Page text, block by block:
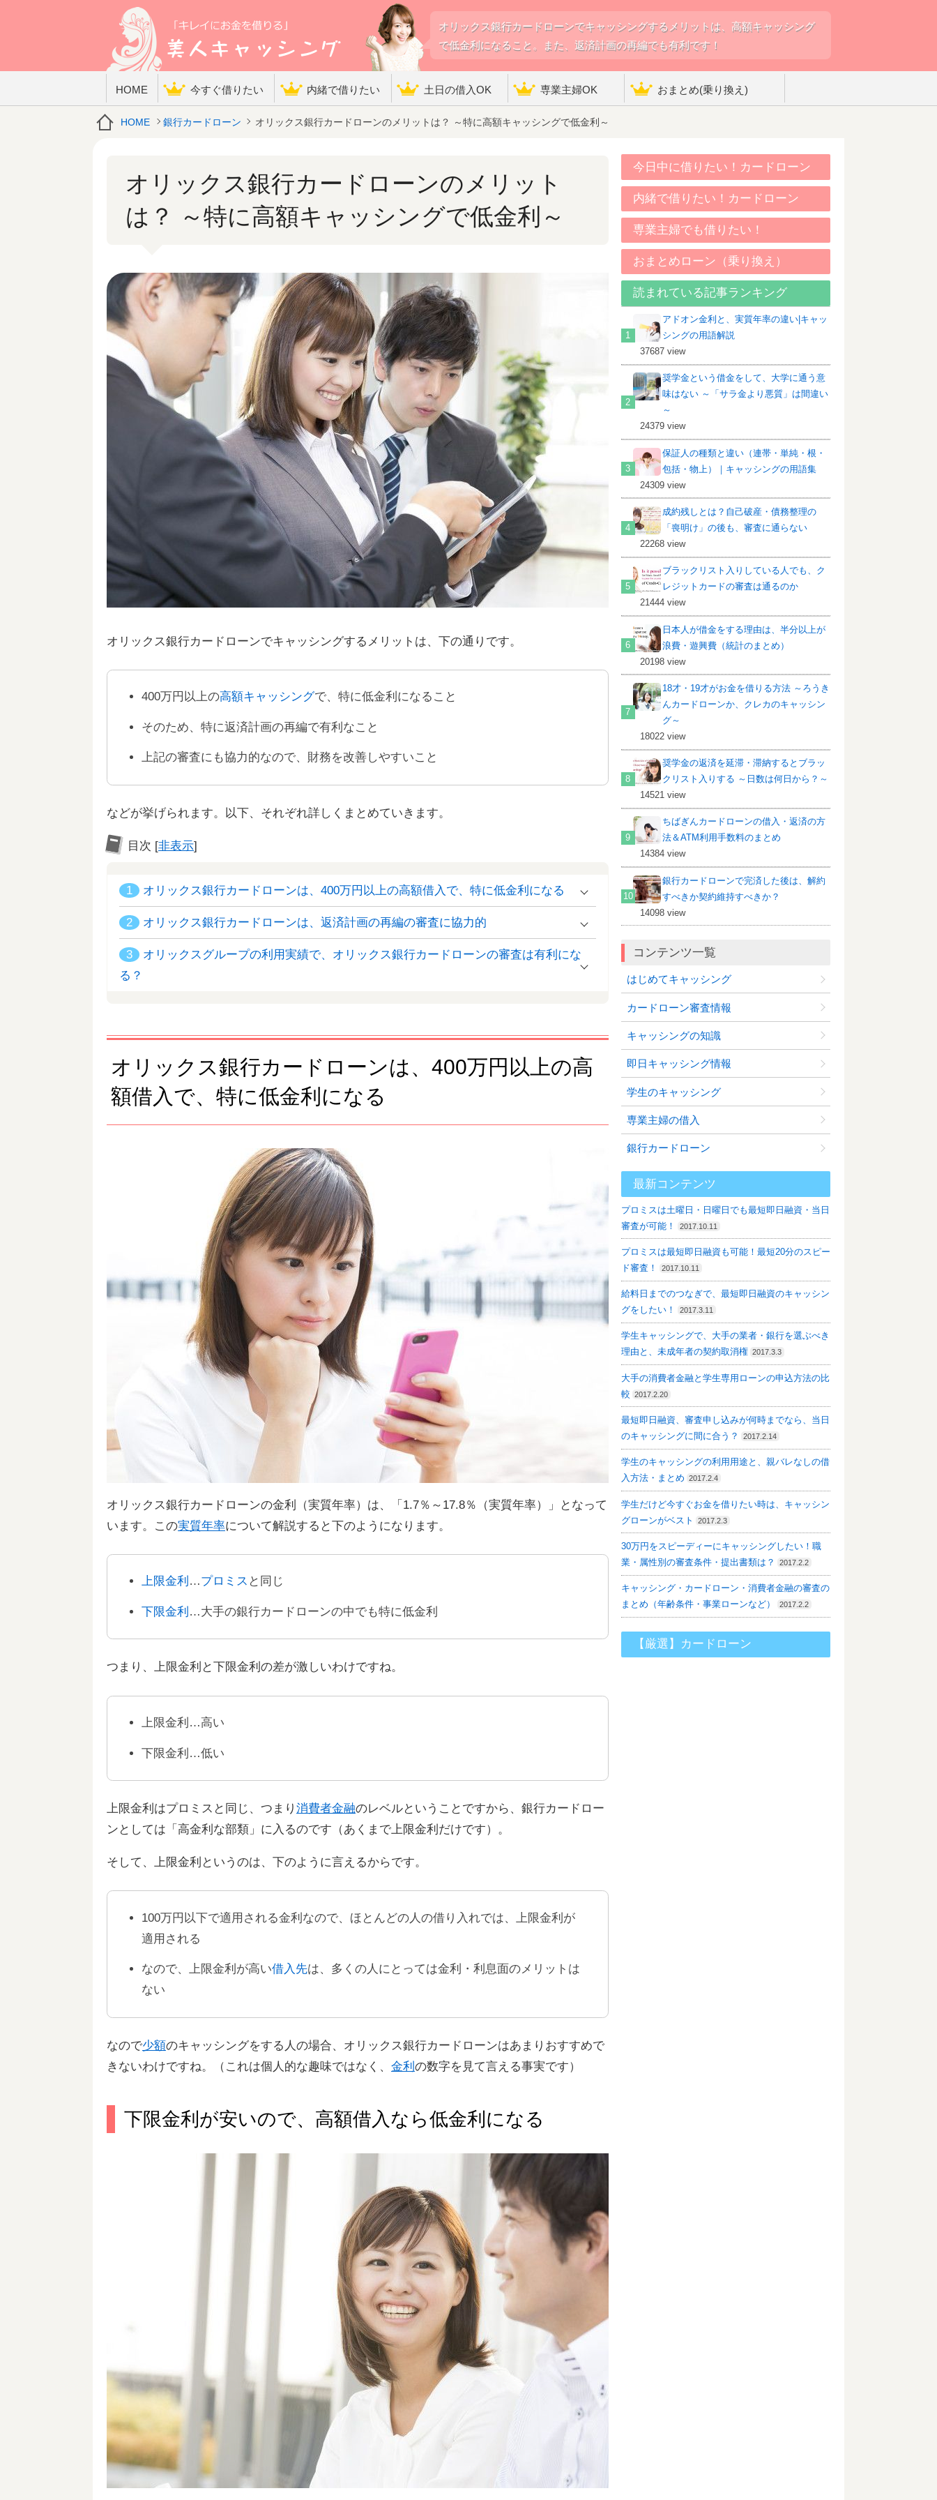
オリックス銀行カードローンでキャッシングするメリットは、高額キャッシング
で低金利になること。また、返済計画の再編でも有利です！
HOME 今すぐ借りたい 内緒で借りたい 土日の借入OK 専業主婦OK おまとめ(乗り換え)
HOME 銀行カードローン オリックス銀行カードローンのメリットは？ ～特に高額キャッシングで低金利～
オリックス銀行カードローンのメリット
は？ ～特に高額キャッシングで低金利～
オリックス銀行カードローンでキャッシングするメリットは、下の通りです。
400万円以上の高額キャッシングで、特に低金利になること
そのため、特に返済計画の再編で有利なこと
上記の審査にも協力的なので、財務を改善しやすいこと
などが挙げられます。以下、それぞれ詳しくまとめていきます。
目次 [非表示]
1 オリックス銀行カードローンは、400万円以上の高額借入で、特に低金利になる
2 オリックス銀行カードローンは、返済計画の再編の審査に協力的
3 オリックスグループの利用実績で、オリックス銀行カードローンの審査は有利にな
る？
オリックス銀行カードローンは、400万円以上の高
額借入で、特に低金利になる
オリックス銀行カードローンの金利（実質年率）は、「1.7％～17.8％（実質年率）」となって
います。この実質年率について解説すると下のようになります。
上限金利 …プロミス と同じ
下限金利 …大手の銀行カードローンの中でも特に低金利
つまり、上限金利と下限金利の差が激しいわけですね。
上限金利…高い
下限金利…低い
上限金利はプロミスと同じ、つまり 消費者金融のレベルということですから、銀行カードロー
ンとしては「高金利な部類」に入るのです（あくまで上限金利だけです）。
そして、上限金利というのは、下のように言えるからです。
100万円以下で適用される金利なので、ほとんどの人の借り入れでは、上限金利が
適用される
なので、上限金利が高い借入先は、多くの人にとっては金利・利息面のメリットは
ない
なので少額のキャッシングをする人の場合、オリックス銀行カードローンはあまりおすすめで
きないわけですね。（これは個人的な趣味ではなく、 金利 の数字を見て言える事実です）
下限金利が安いので、高額借入なら低金利になる
今日中に借りたい！カードローン
内緒で借りたい！カードローン
専業主婦でも借りたい！
おまとめローン（乗り換え）
読まれている記事ランキング
アドオン金利と、実質年率の違い|キャッ
シングの用語解説
37687 view
奨学金という借金をして、大学に通う意
味はない ～「サラ金より悪質」は間違い
～
24379 view
保証人の種類と違い（連帯・単純・根・
包括・物上）｜キャッシングの用語集
24309 view
成約残しとは？自己破産・債務整理の
「喪明け」の後も、審査に通らない
22268 view
ブラックリスト入りしている人でも、ク
レジットカードの審査は通るのか
21444 view
日本人が借金をする理由は、半分以上が
浪費・遊興費（統計のまとめ）
20198 view
18才・19才がお金を借りる方法 ～ろうき
んカードローンか、クレカのキャッシン
グ～
18022 view
奨学金の返済を延滞・滞納するとブラッ
クリスト入りする ～日数は何日から？～
14521 view
ちばぎんカードローンの借入・返済の方
法＆ATM利用手数料のまとめ
14384 view
銀行カードローンで完済した後は、解約
すべきか契約維持すべきか？
14098 view
コンテンツ一覧
はじめてキャッシング
カードローン審査情報
キャッシングの知識
即日キャッシング情報
学生のキャッシング
専業主婦の借入
銀行カードローン
最新コンテンツ
プロミスは土曜日・日曜日でも最短即日融資・当日
審査が可能！
2017.10.11
プロミスは最短即日融資も可能！最短20分のスピー
ド審査！
2017.10.11
給料日までのつなぎで、最短即日融資のキャッシン
グをしたい！
2017.3.11
学生キャッシングで、大手の業者・銀行を選ぶべき
理由と、未成年者の契約取消権 2017.3.3
大手の消費者金融と学生専用ローンの申込方法の比
較
2017.2.20
最短即日融資、審査申し込みが何時までなら、当日
のキャッシングに間に合う？
2017.2.14
学生のキャッシングの利用用途と、親バレなしの借
入方法・まとめ
2017.2.4
学生だけど今すぐお金を借りたい時は、キャッシン
グローンがベスト
2017.2.3
30万円をスピーディーにキャッシングしたい！職
業・属性別の審査条件・提出書類は？
2017.2.2
キャッシング・カードローン・消費者金融の審査の
まとめ（年齢条件・事業ローンなど）
2017.2.2
【厳選】カードローン